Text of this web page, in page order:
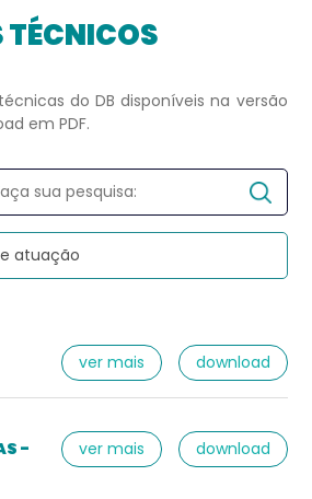
do DB disponíveis na versão
em PDF.
ver mais download
-
ver mais download